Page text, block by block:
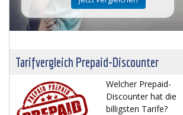
Tarifvergleich Prepaid-Discounter
Welcher Prepaid-
Discounter hat die
billigsten Tarife?